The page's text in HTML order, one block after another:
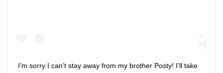
I’m sorry I can’t stay away from my brother Posty! I’ll take